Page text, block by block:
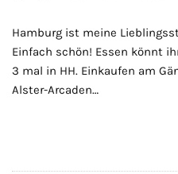
Hamburg ist meine
Einfach schön! Essen könnt
3 mal in HH. Einkaufen am
Alster-Arcaden…